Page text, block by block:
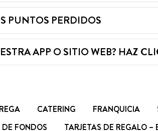
PUNTOS PERDIDOS
APP O SITIO WEB? HAZ
CATERING FRANQUICIA
FONDOS
TARJETAS DE REGALO –